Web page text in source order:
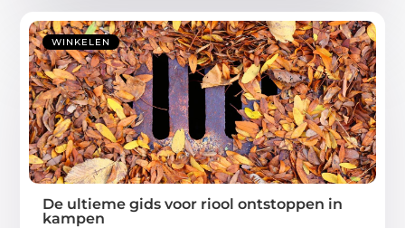
WINKELEN
De ultieme gids voor riool ontstoppen in
kampen